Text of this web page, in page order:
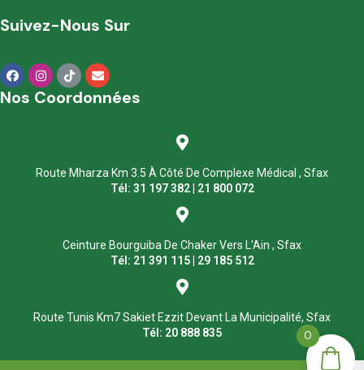
Suivez-Nous Sur
Nos Coordonnées
Route Mharza Km 3.5 À Côté De Complexe Médical , Sfax
Tél: 31 197 382 | 21 800 072
Ceinture Bourguiba De Chaker Vers L'Ain , Sfax
Tél: 21 391 115 | 29 185 512
Route Tunis Km7 Sakiet Ezzit Devant La Municipalité, Sfax
Tél: 20 888 835
0